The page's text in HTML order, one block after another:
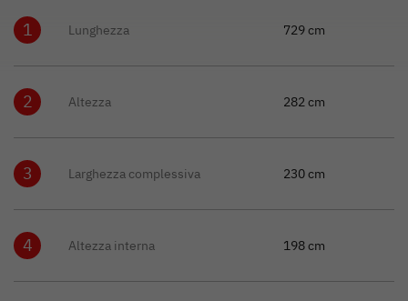
1 Lunghezza 729 cm
2 Altezza 282 cm
3 Larghezza complessiva 230 cm
4 Altezza interna 198 cm